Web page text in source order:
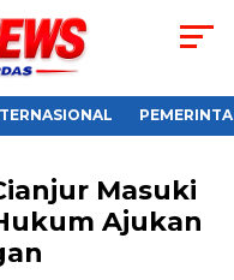
Masuki
Ajukan